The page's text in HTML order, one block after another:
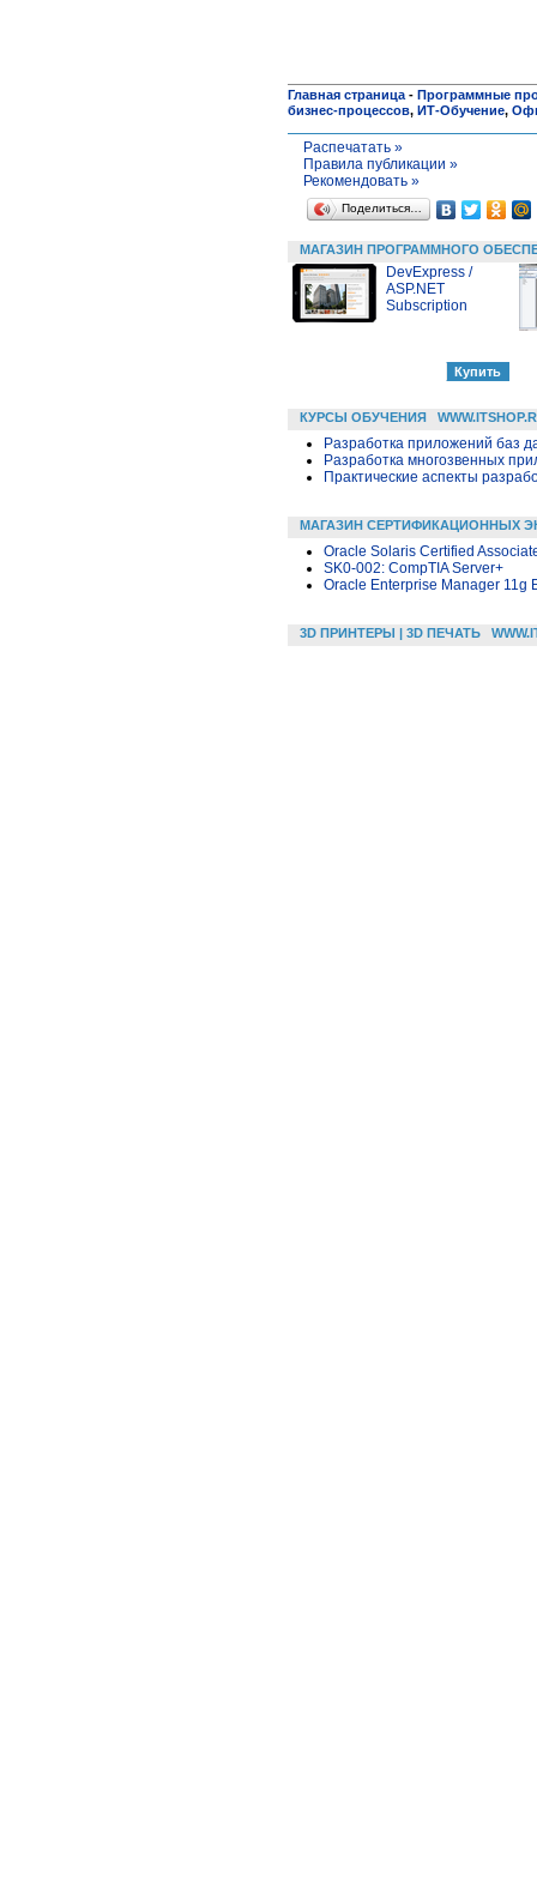
Главная страница - Программные
бизнес-процессов, ИТ-Обучение,
Распечатать »
Правила публикации »
Рекомендовать »
Поделиться…
МАГАЗИН ПРОГРАММНОГО
DevExpress /
ASP.NET
Subscription
КУРСЫ ОБУЧЕНИЯ
Разработка приложений баз
Разработка многозвенных
Практические аспекты
МАГАЗИН СЕРТИФИКАЦИОННЫХ
Oracle Solaris Certified
SK0-002: CompTIA Server+
Oracle Enterprise Manager 11g
3D ПРИНТЕРЫ | 3D ПЕЧАТЬ